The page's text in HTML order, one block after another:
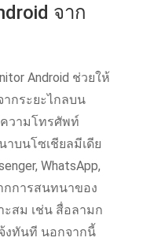
จาก
Android ช่วยให้
กระยะไกลบน
วามโทรศัพท์
บนโซเชียลมีเดีย
WhatsApp,
กการสนทนาของ
สม เช่น สื่อลามก
งทันที นอกจากนี้